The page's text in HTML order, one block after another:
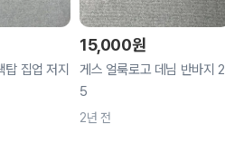
탑 집업 저지
15,000원
게스 얼룩로고 데님 반바지 2
5
2년 전